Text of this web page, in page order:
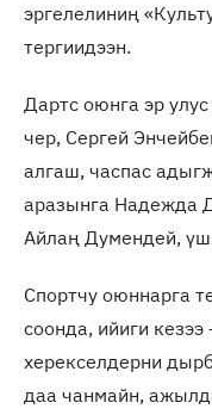
эргелелиниң
тергиидээн.
Дартс оюнга эр
чер, Сергей
алгаш, часпас
аразынга Надежда
Айлаң Думендей,
Спортчу оюннарга
соонда, ийиги
херекселдерни
даа чанмайн,